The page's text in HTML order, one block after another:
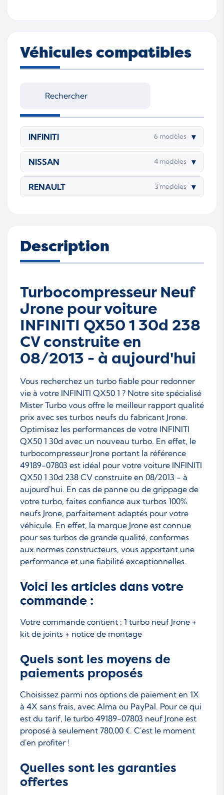
Véhicules compatibles
INFINITI 6 modèles ▾
NISSAN 4 modèles ▾
RENAULT 3 modèles ▾
Description
Turbocompresseur Neuf
Jrone pour voiture
INFINITI QX50 1 30d 238
CV construite en
08/2013 - à aujourd'hui
Vous recherchez un turbo fiable pour redonner
vie à votre INFINITI QX50 1 ? Notre site spécialisé
Mister Turbo vous offre le meilleur rapport qualité
prix avec ses turbos neufs du fabricant Jrone.
Optimisez les performances de votre INFINITI
QX50 1 30d avec un nouveau turbo. En effet, le
turbocompresseur Jrone portant la référence
49189-07803 est idéal pour votre voiture INFINITI
QX50 1 30d 238 CV construite en 08/2013 - à
aujourd'hui. En cas de panne ou de grippage de
votre turbo, faites confiance aux turbos 100%
neufs Jrone, parfaitement adaptés pour votre
véhicule. En effet, la marque Jrone est connue
pour ses turbos de grande qualité, conformes
aux normes constructeurs, vous apportant une
performance et une fiabilité exceptionnelles.
Voici les articles dans votre
commande :
Votre commande contient : 1 turbo neuf Jrone +
kit de joints + notice de montage
Quels sont les moyens de
paiements proposés
Choisissez parmi nos options de paiement en 1X
à 4X sans frais, avec Alma ou PayPal. Pour ce qui
est du tarif, le turbo 49189-07803 neuf Jrone est
proposé à seulement 780,00 €. C'est le moment
d'en profiter !
Quelles sont les garanties
offertes